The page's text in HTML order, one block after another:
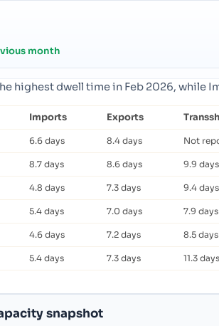
month
highest dwell time in Feb 2026, while
Imports Exports
6.6 days 8.4 days Not
8.7 days 8.6 days 9.9 days
4.8 days 7.3 days 9.4 days
5.4 days 7.0 days 7.9 days
4.6 days 7.2 days 8.5 days
5.4 days 7.3 days 11.3 days
snapshot